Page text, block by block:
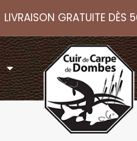
LIVRAISON GRATUITE DÈS